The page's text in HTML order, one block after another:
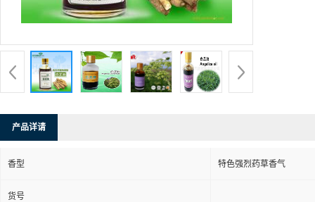
产品详请
香型 特色强烈药草香气
货号